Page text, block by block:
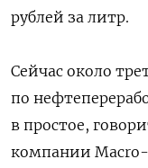
рублей за литр.
Сейчас около
по
в простое,
компании